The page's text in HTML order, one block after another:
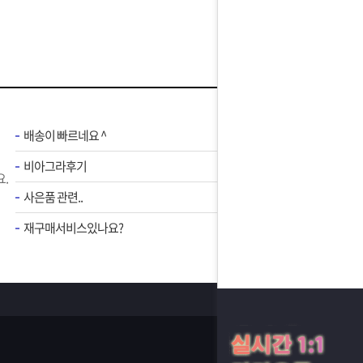
.
배송이 빠르네요 ^
비아그라후기
사은품 관련..
재구매서비스있나요?